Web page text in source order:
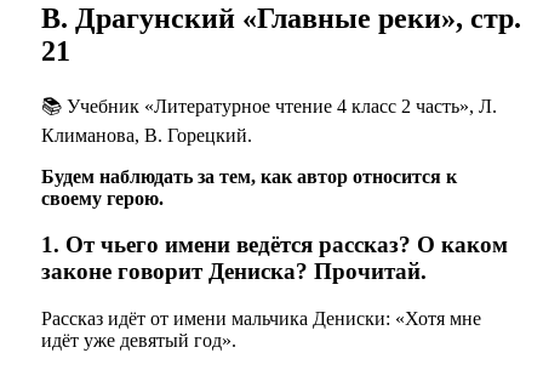
В. Драгунский «Главные реки», стр.
21
📚 Учебник «Литературное чтение 4 класс 2 часть», Л.
Климанова, В. Горецкий.
Будем наблюдать за тем, как автор относится к
своему герою.
1. От чьего имени ведётся рассказ? О каком
законе говорит Дениска? Прочитай.
Рассказ идёт от имени мальчика Дениски: «Хотя мне
идёт уже девятый год».